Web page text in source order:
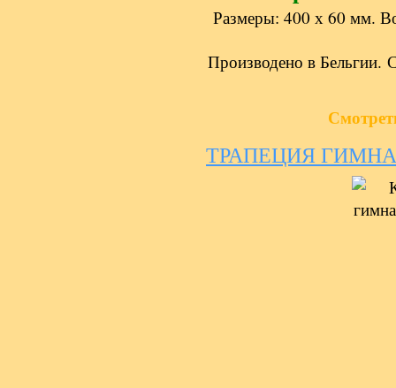
Размеры: 400 х 60 мм.
Производено в Бельгии.
ТРАПЕЦИЯ